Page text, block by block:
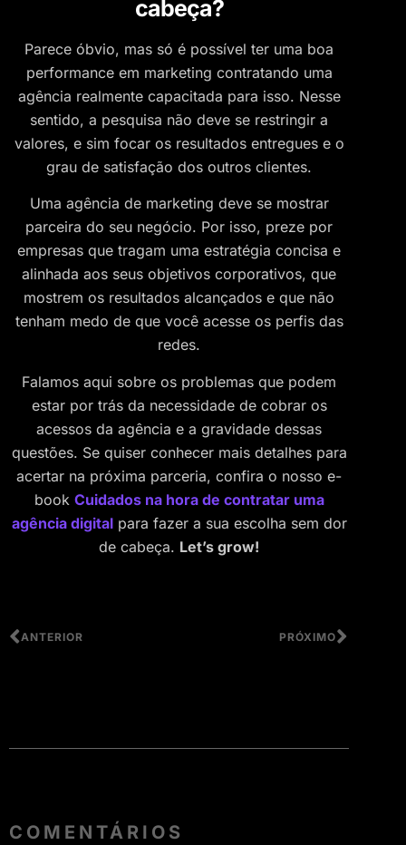
cabeça?
Parece óbvio, mas só é possível ter uma boa
performance em marketing contratando uma
agência realmente capacitada para isso. Nesse
sentido, a pesquisa não deve se restringir a
valores, e sim focar os resultados entregues e o
grau de satisfação dos outros clientes.
Uma agência de marketing deve se mostrar
parceira do seu negócio. Por isso, preze por
empresas que tragam uma estratégia concisa e
alinhada aos seus objetivos corporativos, que
mostrem os resultados alcançados e que não
tenham medo de que você acesse os perfis das
redes.
Falamos aqui sobre os problemas que podem
estar por trás da necessidade de cobrar os
acessos da agência e a gravidade dessas
questões. Se quiser conhecer mais detalhes para
acertar na próxima parceria, confira o nosso e-
book Cuidados na hora de contratar uma
agência digitalpara fazer a sua escolha sem dor
de cabeça. Let’s grow!
ANTERIOR PRÓXIMO
COMENTÁRIOS